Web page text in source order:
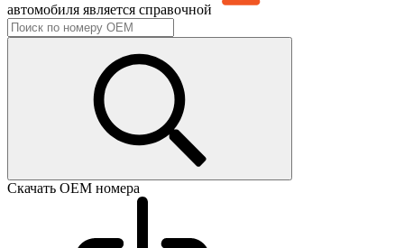
автомобиля является справочной
Скачать ОЕМ номера